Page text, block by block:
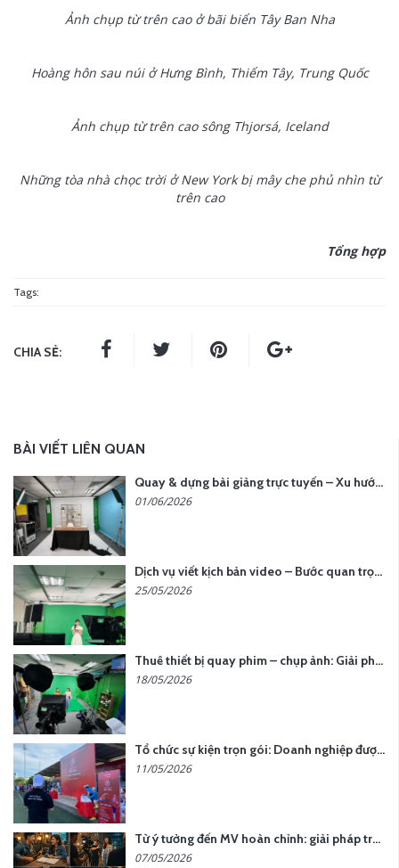
Ảnh chụp từ trên cao ở bãi biển Tây Ban Nha
Hoàng hôn sau núi ở Hưng Bình, Thiểm Tây, Trung Quốc
Ảnh chụp từ trên cao sông Thjorsá, Iceland
Những tòa nhà chọc trời ở New York bị mây che phủ nhìn từ
trên cao
Tổng hợp
Tags:
CHIA SẺ:
BÀI VIẾT LIÊN QUAN
Quay & dựng bài giảng trực tuyến – Xu hướng đào tạo thời đại số
01/06/2026
Dịch vụ viết kịch bản video – Bước quan trọng quyết định thành công nội dung
25/05/2026
Thuê thiết bị quay phim – chụp ảnh: Giải pháp tối ưu chi phí cho doanh nghiệp
18/05/2026
Tổ chức sự kiện trọn gói: Doanh nghiệp được gì khi chọn đơn vị chuyên nghiệp?
11/05/2026
Từ ý tưởng đến MV hoàn chỉnh: giải pháp trọn gói tại YCN Media
07/05/2026